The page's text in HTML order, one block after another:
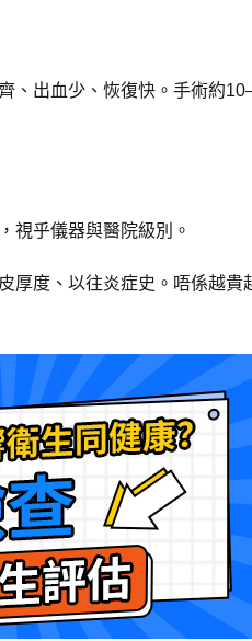
出血少、恢復快。手術約
乎儀器與醫院級別。
度、以往炎症史。唔係越貴